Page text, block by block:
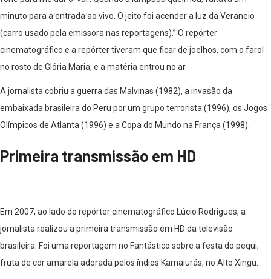
minuto para a entrada ao vivo. O jeito foi acender a luz da Veraneio
(carro usado pela emissora nas reportagens).” O repórter
cinematográfico e a repórter tiveram que ficar de joelhos, com o farol
no rosto de Glória Maria, e a matéria entrou no ar.
A jornalista cobriu a guerra das Malvinas (1982), a invasão da
embaixada brasileira do Peru por um grupo terrorista (1996), os Jogos
Olímpicos de Atlanta (1996) e a Copa do Mundo na França (1998).
Primeira transmissão em HD
Em 2007, ao lado do repórter cinematográfico Lúcio Rodrigues, a
jornalista realizou a primeira transmissão em HD da televisão
brasileira. Foi uma reportagem no Fantástico sobre a festa do pequi,
fruta de cor amarela adorada pelos índios Kamaiurás, no Alto Xingu.